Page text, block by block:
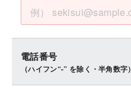
電話番号
（ハイフン“-” を除く・半角数字）